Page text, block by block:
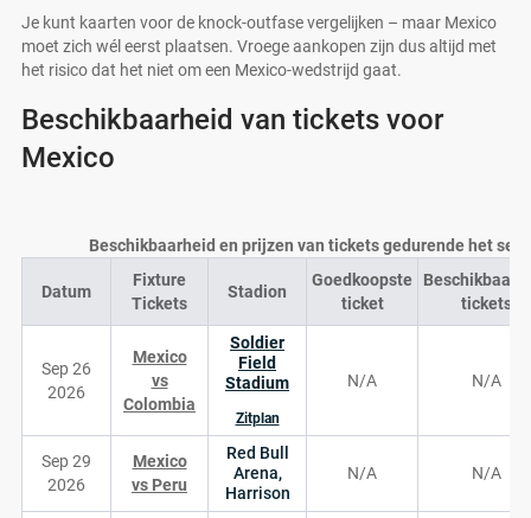
Je kunt kaarten voor de knock-outfase vergelijken – maar Mexico
moet zich wél eerst plaatsen. Vroege aankopen zijn dus altijd met
het risico dat het niet om een Mexico-wedstrijd gaat.
Beschikbaarheid van tickets voor
Mexico
Beschikbaarheid en prijzen van tickets gedurende het
Datum
Fixture
Tickets
Stadion
Goedkoopste
ticket
tickets
Sep 26
2026
Mexico
vs
Colombia
Soldier
Field
Stadium
Zitplan
N/A N/A
Sep 29
2026
Mexico
vs Peru
Red Bull
Arena,
Harrison
N/A N/A